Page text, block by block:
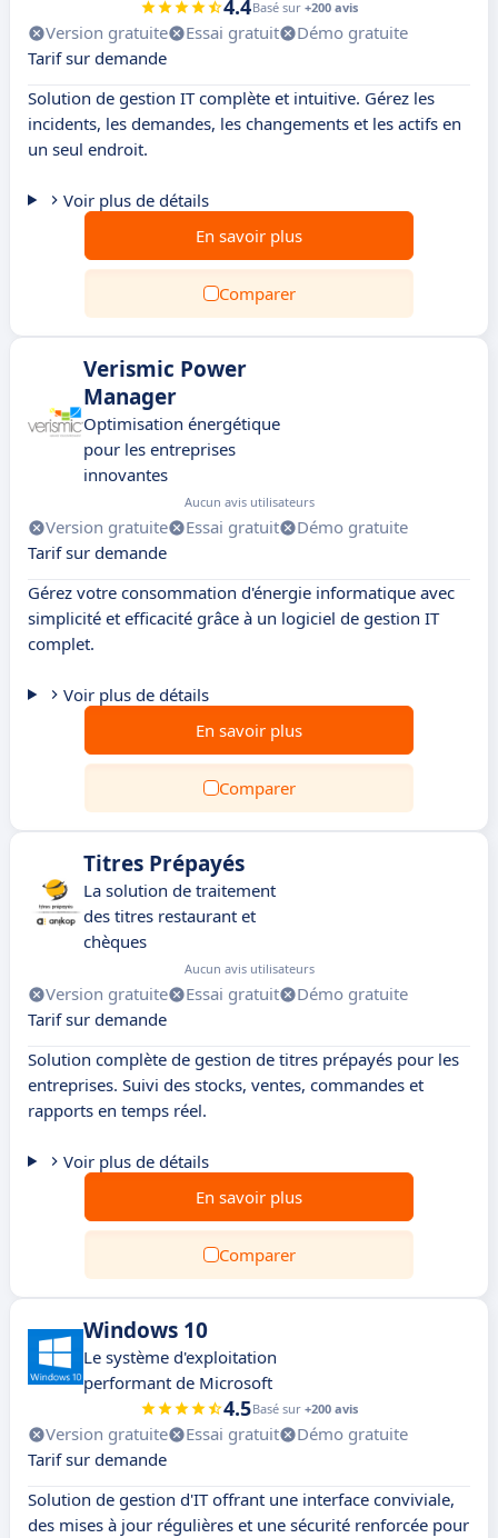
4.4Basé sur +200 avis
Version gratuite Essai gratuit
Démo gratuite
Tarif sur demande
Solution de gestion IT complète et intuitive. Gérez les
incidents, les demandes, les changements et les actifs en
un seul endroit.
Voir plus de détails
En savoir plus
Comparer
Verismic Power
Manager
Optimisation énergétique
pour les entreprises
innovantes
Aucun avis utilisateurs
Version gratuite Essai gratuit
Démo gratuite
Tarif sur demande
Gérez votre consommation d'énergie informatique avec
simplicité et efficacité grâce à un logiciel de gestion IT
complet.
Voir plus de détails
En savoir plus
Comparer
Titres Prépayés
La solution de traitement
des titres restaurant et
chèques
Aucun avis utilisateurs
Version gratuite Essai gratuit
Démo gratuite
Tarif sur demande
Solution complète de gestion de titres prépayés pour les
entreprises. Suivi des stocks, ventes, commandes et
rapports en temps réel.
Voir plus de détails
En savoir plus
Comparer
Windows 10
Le système d'exploitation
performant de Microsoft
4.5Basé sur +200 avis
Version gratuite Essai gratuit
Démo gratuite
Tarif sur demande
Solution de gestion d'IT offrant une interface conviviale,
des mises à jour régulières et une sécurité renforcée pour